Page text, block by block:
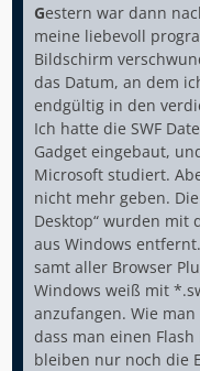
Gestern war dann
meine liebevoll
Bildschirm
das Datum, an dem
endgültig in den
Ich hatte die SWF
Gadget eingebaut,
Microsoft studiert.
nicht mehr geben.
Desktop“ wurden mit
aus Windows
samt aller Browser
Windows weiß mit
anzufangen. Wie
dass man einen
bleiben nur noch die